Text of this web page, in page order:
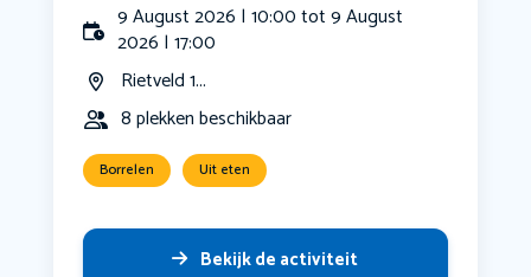
9 August 2026 | 10:00 tot 9 August
2026 | 17:00
Rietveld 1...
8 plekken beschikbaar
Borrelen Uit eten
Bekijk de activiteit